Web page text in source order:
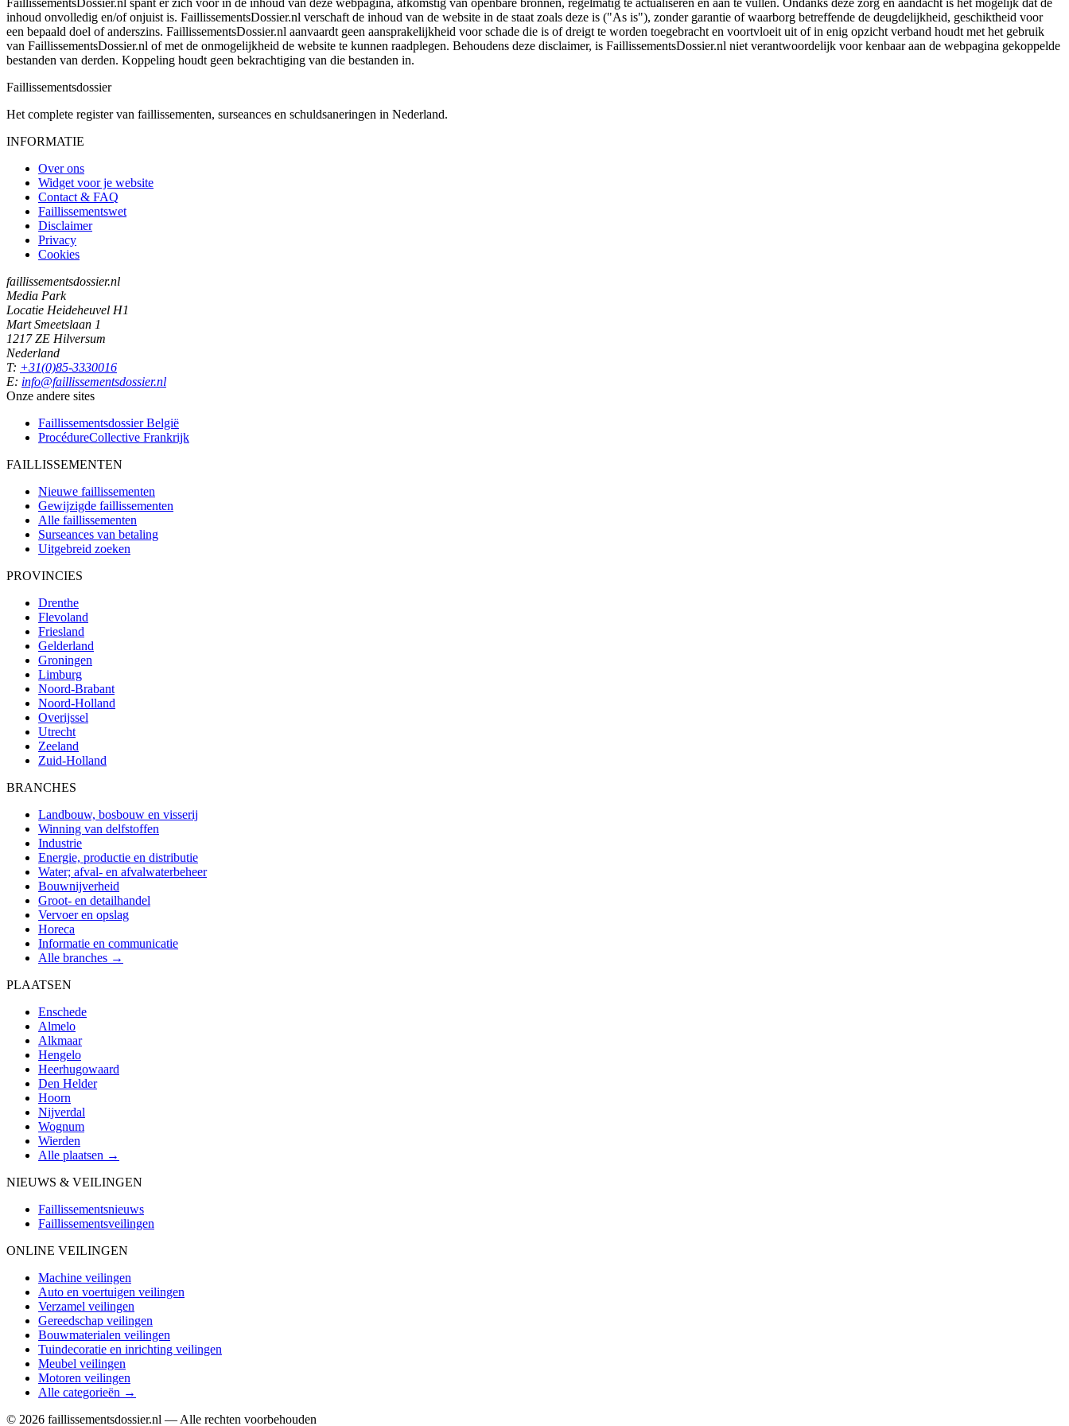
inhoud onvolledig en/of onjuist is. FaillissementsDossier.nl verschaft de inhoud van de website in de staat zoals deze is ("As is"), zonder garantie of waarborg betreffende de deugdelijkheid, geschiktheid voor
een bepaald doel of anderszins. FaillissementsDossier.nl aanvaardt geen aansprakelijkheid voor schade die is of dreigt te worden toegebracht en voortvloeit uit of in enig opzicht verband houdt met het gebruik
van FaillissementsDossier.nl of met de onmogelijkheid de website te kunnen raadplegen. Behoudens deze disclaimer, is FaillissementsDossier.nl niet verantwoordelijk voor kenbaar aan de webpagina gekoppelde
bestanden van derden. Koppeling houdt geen bekrachtiging van die bestanden in.
Faillissementsdossier
Het complete register van faillissementen, surseances en schuldsaneringen in Nederland.
INFORMATIE
Over ons
Widget voor je website
Contact & FAQ
Faillissementswet
Disclaimer
Privacy
Cookies
faillissementsdossier.nl
Media Park
Locatie Heideheuvel H1
Mart Smeetslaan 1
1217 ZE Hilversum
Nederland
T: +31(0)85-3330016
E: info@faillissementsdossier.nl
Onze andere sites
Faillissementsdossier België
ProcédureCollective Frankrijk
FAILLISSEMENTEN
Nieuwe faillissementen
Gewijzigde faillissementen
Alle faillissementen
Surseances van betaling
Uitgebreid zoeken
PROVINCIES
Drenthe
Flevoland
Friesland
Gelderland
Groningen
Limburg
Noord-Brabant
Noord-Holland
Overijssel
Utrecht
Zeeland
Zuid-Holland
BRANCHES
Landbouw, bosbouw en visserij
Winning van delfstoffen
Industrie
Energie, productie en distributie
Water; afval- en afvalwaterbeheer
Bouwnijverheid
Groot- en detailhandel
Vervoer en opslag
Horeca
Informatie en communicatie
Alle branches →
PLAATSEN
Enschede
Almelo
Alkmaar
Hengelo
Heerhugowaard
Den Helder
Hoorn
Nijverdal
Wognum
Wierden
Alle plaatsen →
NIEUWS & VEILINGEN
Faillissementsnieuws
Faillissementsveilingen
ONLINE VEILINGEN
Machine veilingen
Auto en voertuigen veilingen
Verzamel veilingen
Gereedschap veilingen
Bouwmaterialen veilingen
Tuindecoratie en inrichting veilingen
Meubel veilingen
Motoren veilingen
Alle categorieën →
© 2026 faillissementsdossier.nl — Alle rechten voorbehouden